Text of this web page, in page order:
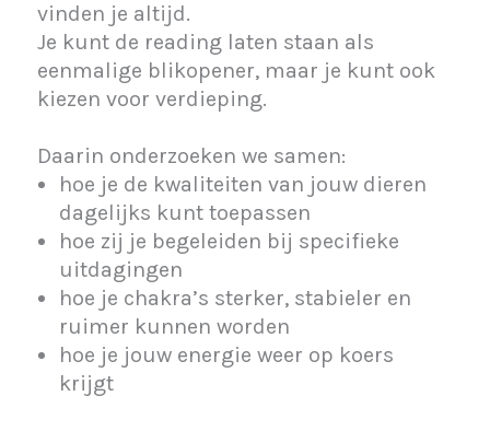
vinden je altijd.
Je kunt de reading laten staan als
eenmalige blikopener, maar je kunt ook
kiezen voor verdieping.
Daarin onderzoeken we samen:
hoe je de kwaliteiten van jouw dieren
dagelijks kunt toepassen
hoe zij je begeleiden bij specifieke
uitdagingen
hoe je chakra’s sterker, stabieler en
ruimer kunnen worden
hoe je jouw energie weer op koers
krijgt